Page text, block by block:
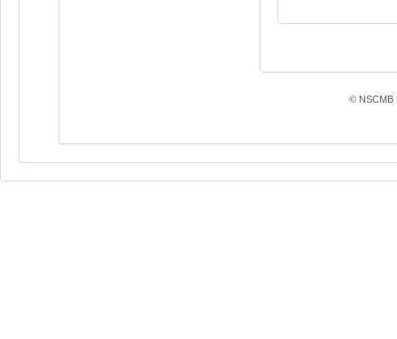
© NSCMB